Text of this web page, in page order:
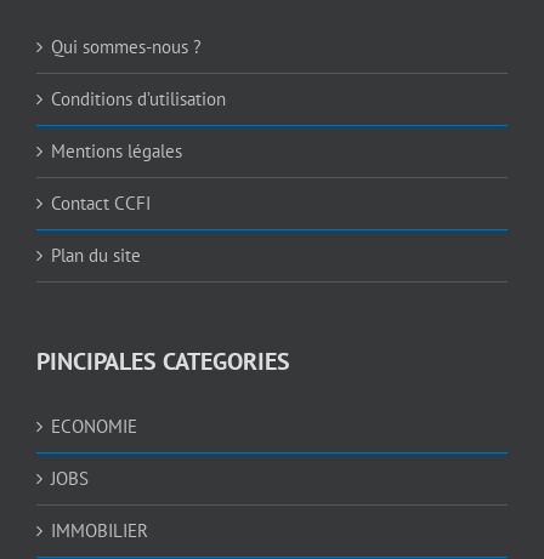
Qui sommes-nous ?
Conditions d’utilisation
Mentions légales
Contact CCFI
Plan du site
PINCIPALES CATEGORIES
ECONOMIE
JOBS
IMMOBILIER